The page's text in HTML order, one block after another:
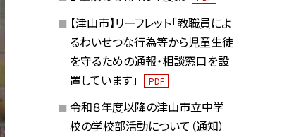
【津山市】リーフレット「教職員によ
るわいせつな行為等から児童生徒
を守るための通報・相談窓口を設
置しています」
PDF
令和８年度以降の津山市立中学
校の学校部活動について（通知）